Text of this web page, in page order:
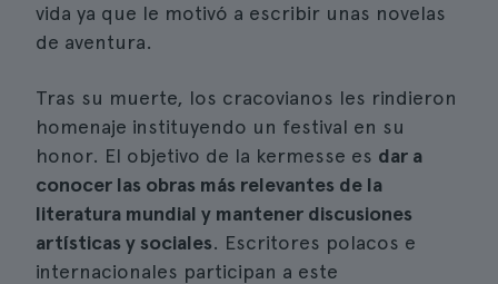
vida ya que le motivó a escribir unas novelas
de aventura.
Tras su muerte, los cracovianos les rindieron
homenaje instituyendo un festival en su
honor. El objetivo de la kermesse es dar a
conocer las obras más relevantes de la
literatura mundial y mantener discusiones
artísticas y sociales. Escritores polacos e
internacionales participan a este